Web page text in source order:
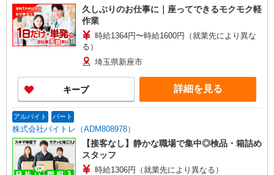
久しぶりのお仕事に｜座ってできるモクモク軽
作業
時給1364円〜時給1600円（就業先により異な
る）
埼玉県新座市
キープ 詳細を見る
アルバイト パート
株式会社バイトレ（ADM808978）
【接客なし】静かな職場で集中◎検品・箱詰め
スタッフ
時給1306円（就業先により異なる）